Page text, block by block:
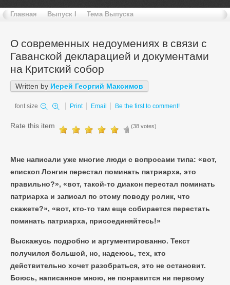
Главная Выпуск I Тема Выпуска
О современных недоумениях в связи с
Гаванской декларацией и документами
на Критский собор
Written by Иерей Георгий Максимов
font size Print Email Be the first to comment!
Rate this item (38 votes)
Мне написали уже многие люди с вопросами типа: «вот,
епископ Лонгин перестал поминать патриарха, это
правильно?», «вот, такой-то диакон перестал поминать
патриарха и записал по этому поводу ролик, что
скажете?», «вот, кто-то там еще собирается перестать
поминать патриарха, присоединяйтесь!»
Выскажусь подробно и аргументированно. Текст
получился большой, но, надеюсь, тех, кто
действительно хочет разобраться, это не остановит.
Боюсь, написанное мною, не понравится ни первому